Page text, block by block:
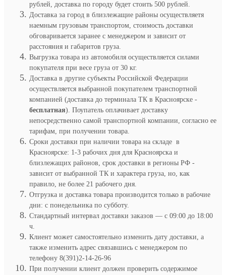
рублей, доставка по городу будет стоить 500 рублей.
Доставка за город в близлежащие районы осуществляетя
наемным грузовым транспортом, стоимость доставки
обговаривается заранее с менеджером и зависит от
расстояния и габаритов груза.
Выгрузка товара из автомобиля осуществляется силами
покупателя при весе груза от 30 кг.
Доставка в другие субъекты Российской Федерации
осуществляется выбранной покупателем транспортной
компанией (доставка до терминала ТК в Красноярске -
бесплатная). Поупатель оплачивает доставку
непосредственно самой транспортной компании, согласно ее
тарифам, при получении товара.
Сроки доставки при наличии товара на складе в
Красноярске: 1-3 рабочих дня для Красноярска и
близлежащих районов, срок доставки в регионы РФ -
зависит от выбранной ТК и характера груза, но, как
правило, не более 21 рабочего дня.
Отгрузка и доставка товара производится только в рабочие
дни: с понедельника по субботу.
Стандартный интервал доставки заказов — с 09:00 до 18:00
ч.
Клиент может самостоятельно изменить дату доставки, а
также изменить адрес связавшись с менеджером по
телефону 8(391)2-14-26-96
При получении клиент должен проверить содержимое